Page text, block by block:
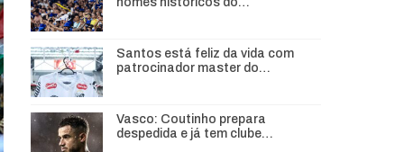
Santos está feliz da vida com
patrocinador master do…
Vasco: Coutinho prepara
despedida e já tem clube…